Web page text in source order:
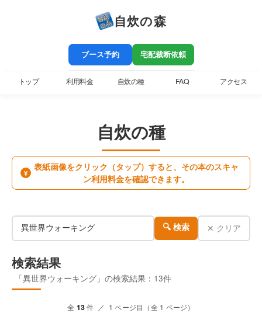
自炊の森
ブース予約 宅配裁断依頼
トップ 利用料金 自炊の種 FAQ アクセス
自炊の種
¥
表紙画像をクリック（タップ）すると、その本のスキャ
ン利用料金を確認できます。
🔍 検索 ✕ クリア
検索結果
「異世界ウォーキング」の検索結果：13件
全 13件 ／ 1 ページ目（全 1 ページ）